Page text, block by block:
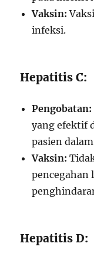
Vaksin:
infeksi.
Hepatitis C:
Pengobatan:
yang efektif
pasien
Vaksin:
pencegahan
Hepatitis D: